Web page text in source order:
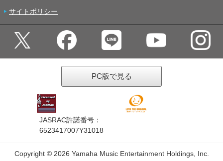
サイトポリシー
PC版で見る
JASRAC許諾番号：
6523417007Y31018
Copyright © 2026 Yamaha Music Entertainment Holdings, Inc.